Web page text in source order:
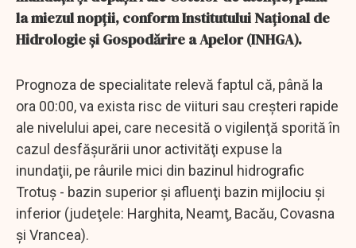
la miezul nopţii, conform Institutului Naţional de
Hidrologie şi Gospodărire a Apelor (INHGA).
Prognoza de specialitate relevă faptul că, până la
ora 00:00, va exista risc de viituri sau creşteri rapide
ale nivelului apei, care necesită o vigilenţă sporită în
cazul desfăşurării unor activităţi expuse la
inundaţii, pe râurile mici din bazinul hidrografic
Trotuş - bazin superior şi afluenţi bazin mijlociu şi
inferior (judeţele: Harghita, Neamţ, Bacău, Covasna
şi Vrancea).